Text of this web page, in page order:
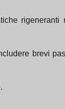
rigeneranti
brevi